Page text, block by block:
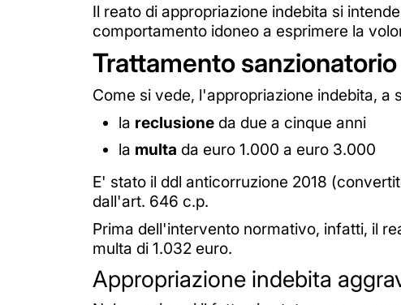
Il reato di appropriazione indebita si
comportamento idoneo a esprimere la
Trattamento sanzionatorio
Come si vede, l'appropriazione indebita,
la reclusione da due a cinque anni
la multa da euro 1.000 a euro 3.000
E' stato il ddl anticorruzione 2018
dall'art. 646 c.p.
Prima dell'intervento normativo, infatti, il
multa di 1.032 euro.
Appropriazione indebita